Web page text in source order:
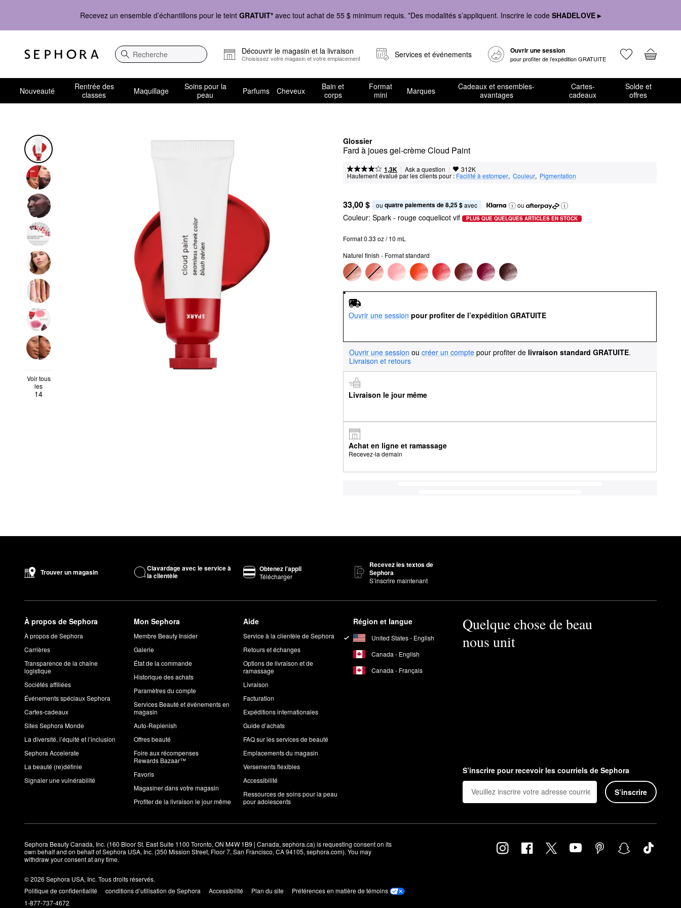
Recevez un ensemble d’échantillons pour le teint GRATUIT* avec tout achat de 55 $ minimum requis. *Des modalités s’appliquent. Inscrire le code SHADELOVE ▸
Recherche
Découvrir le magasin et la livraison
Choisissez votre magasin et votre emplacement Services et événements Ouvrir une session
pour profiter de l’expédition GRATUITE
Nouveauté
Rentrée des
classes
Maquillage
Soins pour la
peau
Parfums Cheveux
Bain et
corps
Format
mini
Marques
Cadeaux et ensembles-
avantages
Cartes-
cadeaux
Solde et
offres
Glossier
Fard à joues gel-crème Cloud Paint
1,3K | Ask a question | 312K
Hautement évalué par les clients pour : Facilité à estomper, Couleur, Pigmentation
Voir tous
les
14
33,00 $ ou quatre paiements de 8,25 $ avec ou
Couleur: Spark - rouge coquelicot vif PLUS QUE QUELQUES ARTICLES EN STOCK
Format 0.33 oz / 10 mL
Naturel finish - Format standard
Ouvrir une session pour profiter de l’expédition GRATUITE
Ouvrir une session ou créer un compte pour profiter de livraison standard GRATUITE.
Livraison et retours
Livraison le jour même
Achat en ligne et ramassage
Recevez-la demain
Trouver un magasin
Clavardage avec le service à
la clientèle
Obtenez l’appli
Télécharger
Recevez les textos de
Sephora
S’inscrire maintenant
À propos de Sephora
À propos de Sephora
Carrières
Transparence de la chaîne
logistique
Sociétés affiliées
Événements spéciaux Sephora
Cartes-cadeaux
Sites Sephora Monde
La diversité, l’équité et l’inclusion
Sephora Accelerate
La beauté (re)définie
Signaler une vulnérabilité
Mon Sephora
Membre Beauty Insider
Galerie
État de la commande
Historique des achats
Paramètres du compte
Services Beauté et événements en
magasin
Auto-Replenish
Offres beauté
Foire aux récompenses
Rewards Bazaar™
Favoris
Magasiner dans votre magasin
Profiter de la livraison le jour même
Aide
Service à la clientèle de Sephora
Retours et échanges
Options de livraison et de
ramassage
Livraison
Facturation
Expéditions internationales
Guide d’achats
FAQ sur les services de beauté
Emplacements du magasin
Versements flexibles
Accessibilité
Ressources de soins pour la peau
pour adolescents
Région et langue
United States - English
Canada - English
Canada - Français
Quelque chose de beau
nous unit
S’inscrire pour recevoir les courriels de Sephora
S’inscrire
Sephora Beauty Canada, Inc. (160 Bloor St. East Suite 1100 Toronto, ON M4W 1B9 | Canada, sephora.ca) is requesting consent on its
own behalf and on behalf of Sephora USA, Inc. (350 Mission Street, Floor 7, San Francisco, CA 94105, sephora.com). You may
withdraw your consent at any time.
© 2026 Sephora USA, Inc. Tous droits réservés.
Politique de confidentialité
conditions d’utilisation de Sephora Accessibilité Plan du site
Préférences en matière de témoins
1-877-737-4672